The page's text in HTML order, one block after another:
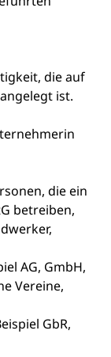
die auf
ist.
die ein
betreiben,
AG, GmbH,
Vereine,
GbR,